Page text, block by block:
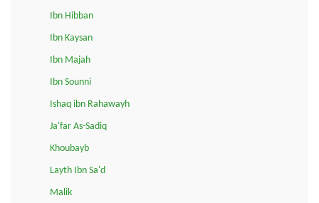
Ibn Hibban
Ibn Kaysan
Ibn Majah
Ibn Sounni
Ishaq ibn Rahawayh
Ja'far As-Sadiq
Khoubayb
Layth Ibn Sa'd
Malik